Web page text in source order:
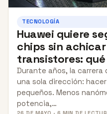
TECNOLOGÍA
Huawei quiere
chips sin achicar
transistores: qué
Durante años, la
una sola dirección:
pequeños. Menos
potencia,…